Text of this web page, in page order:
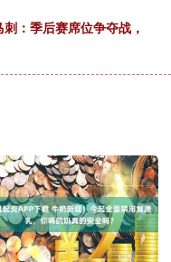
：季后赛席位争夺战，